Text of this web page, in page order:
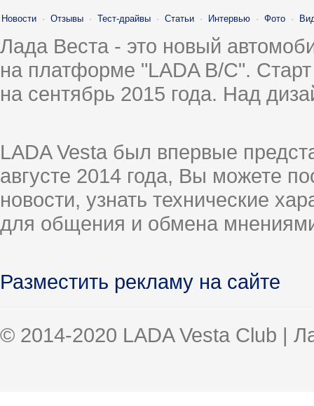
Новости · Отзывы · Тест-драйвы · Статьи · Интервью · Фото ·
Лада Веста - это новый
на платформе "LADA B/C".
на сентябрь 2015 года. Над
LADA Vesta был впервые
августе 2014 года, Вы можете
новости, узнать технические
для общения и обмена
Разместить рекламу на сайте
© 2014-2020 LADA Vesta Club |